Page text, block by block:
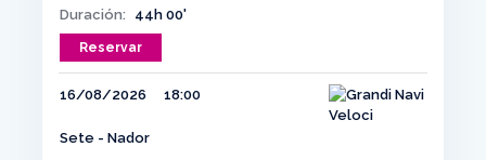
Duración:
44h 00'
Reservar
16/08/2026 18:00
Sete - Nador